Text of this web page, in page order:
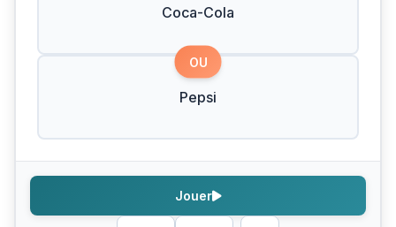
Coca-Cola
OU
Pepsi
Jouer